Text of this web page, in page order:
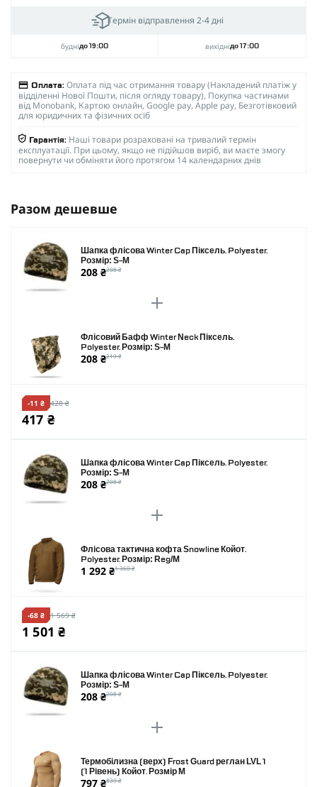
Термін відправлення 2-4 дні
буднідо 19:00 вихіднідо 17:00
Оплата: Оплата під час отримання товару (Накладений платіж у
відділенні Нової Пошти, після огляду товару), Покупка частинами
від Monobank, Картою онлайн, Google pay, Apple pay, Безготівковий
для юридичних та фізичних осіб
Гарантія: Наші товари розраховані на тривалий термін
експлуатації. При цьому, якщо не підійшов виріб, ви маєте змогу
повернути чи обміняти його протягом 14 календарних днів
Разом дешевше
Шапка флісова Winter Cap Піксель. Polyester.
Розмір: S-M
208 ₴208 ₴
Флісовий Бафф Winter Neck Піксель.
Polyester. Розмір: S-M
208 ₴219 ₴
-11 ₴ 428 ₴
417 ₴
Шапка флісова Winter Cap Піксель. Polyester.
Розмір: S-M
208 ₴208 ₴
Флісова тактична кофта Snowline Койот.
Polyester. Розмір: Reg/M
1 292 ₴1 360 ₴
-68 ₴ 1 569 ₴
1 501 ₴
Шапка флісова Winter Cap Піксель. Polyester.
Розмір: S-M
208 ₴208 ₴
Термобілизна (верх) Frost Guard реглан LVL 1
(1 Рівень) Койот. Розмір M
797 ₴839 ₴